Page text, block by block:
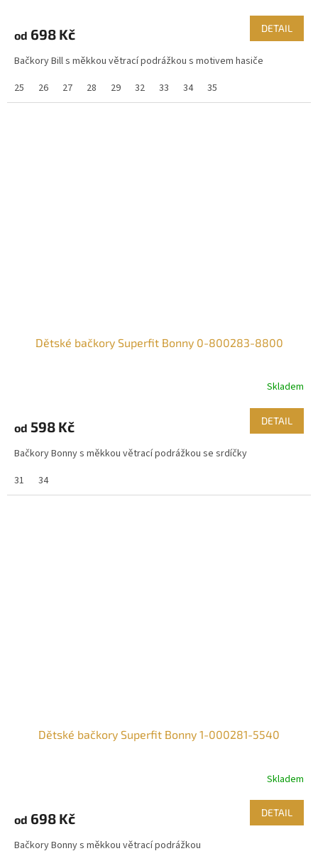
od 698 Kč DETAIL
Bačkory Bill s měkkou větrací podrážkou s motivem hasiče
25
26 27 28 29 32 33 34 35
Dětské bačkory Superfit Bonny 0-800283-8800
Skladem
od 598 Kč DETAIL
Bačkory Bonny s měkkou větrací podrážkou se srdíčky
31
34
Dětské bačkory Superfit Bonny 1-000281-5540
Skladem
od 698 Kč DETAIL
Bačkory Bonny s měkkou větrací podrážkou